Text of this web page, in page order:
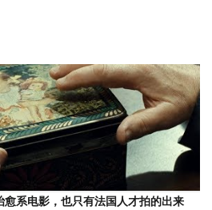
愈系电影，也只有法国人才拍的出来